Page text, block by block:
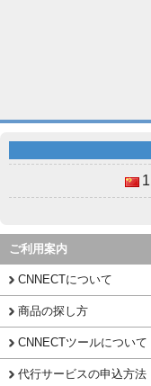
1
ご利用案内
CNNECTについて
商品の探し方
CNNECTツールについて
代行サービスの申込方法